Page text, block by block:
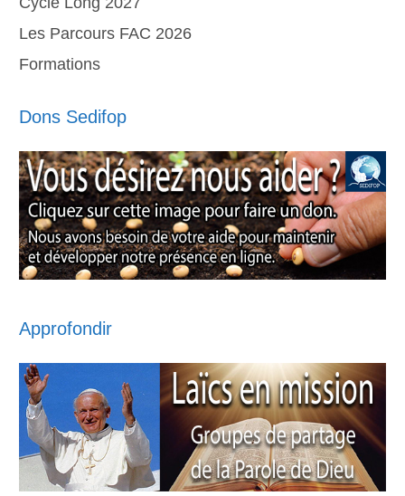
Les Parcours FAC 2026
Formations
Dons Sedifop
Approfondir